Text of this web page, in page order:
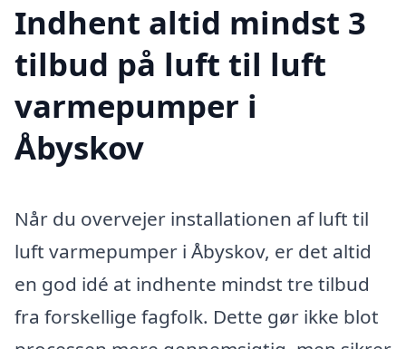
Indhent altid mindst 3
tilbud på luft til luft
varmepumper i
Åbyskov
Når du overvejer installationen af luft til
luft varmepumper i Åbyskov, er det altid
en god idé at indhente mindst tre tilbud
fra forskellige fagfolk. Dette gør ikke blot